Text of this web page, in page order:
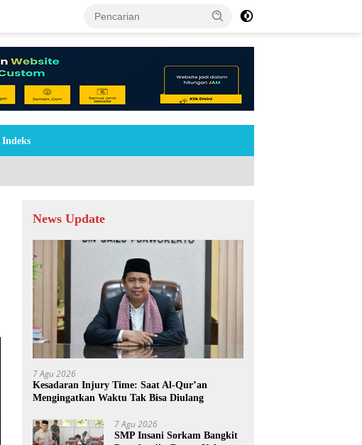
Indeks
News Update
7 Agu 2026
Kesadaran Injury Time: Saat Al-Qur’an
Mengingatkan Waktu Tak Bisa Diulang
7 Agu 2026
SMP Insani Sorkam Bangkit